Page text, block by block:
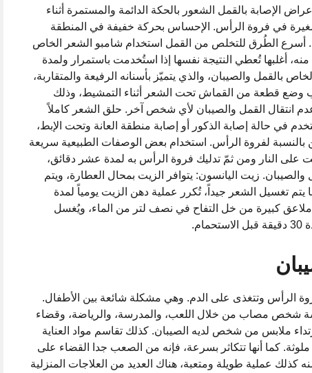
الإصابة بالقمل الشعور بالحكة الدائمة والمستمرة أثناء
في فروة الرأس. الإحساس بحركة خفيفة في المنطقة
أسرع الطُرق للتخلص من القمل استخدام شامبو الشعر الخاص
أغلبها تُعطي النتيجة نفسها إذا استُخدمت باستمرار ولمدة
بالقمل والصيبان، والذي يتميّز بأسنانه الرفيعة والمتقاربة،
وضع قطعة من القماش تحت الشعر أثناء التمشيط، وذلك
انتقال القمل والصيبان لأي شخص آخر. حلق الشعر كاملاً
في حالة إصابة الذكور أو إصابة منطقة العانة وتحت الإبط،
بالنسبة لفروة الرأس. استخدام بعض الوصفات الطبيعية سريعة
على النار ومن ثمّ تدليك فروة الرأس به لمدة عشر دقائق،
زيت اليانسون: يتوافر الزيت بمحال العطارة، ويتم
تغسيل الشعر جيداً، تُكرر عملية دهن الزيت يومياً لمدة
ملاعق كبيرة من خل التفاح في نصف لتر من الماء، ويُغسل
الرأس وتتغذى على الدم. وهي مشكلة شائعة بين الأطفال.
شخص مصاب من خلال اللعب، والمدرسة، والرياضة، وقضاء
ملابس من شخص لديه الصيبان. كذلك تقاسم مواد العناية
كما أنها تتكاثر بسرعة، فإنه من الصعب جدا القضاء على
عملية طويلة ومتعبة، هناك العديد من العلاجات المنزلية